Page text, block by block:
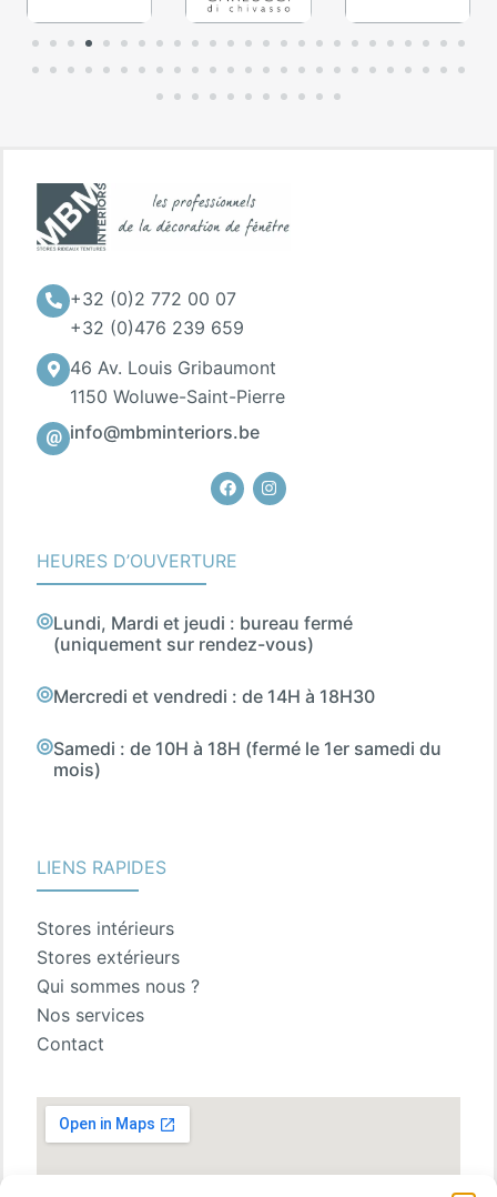
+32 (0)2 772 00 07
+32 (0)476 239 659
46 Av. Louis Gribaumont
1150 Woluwe-Saint-Pierre
info@mbminteriors.be
FacebookInstagram
HEURES D’OUVERTURE
Lundi, Mardi et jeudi : bureau fermé
(uniquement sur rendez-vous)
Mercredi et vendredi : de 14H à 18H30
Samedi : de 10H à 18H (fermé le 1er samedi du
mois)
LIENS RAPIDES
Stores intérieurs
Stores extérieurs
Qui sommes nous ?
Nos services
Contact